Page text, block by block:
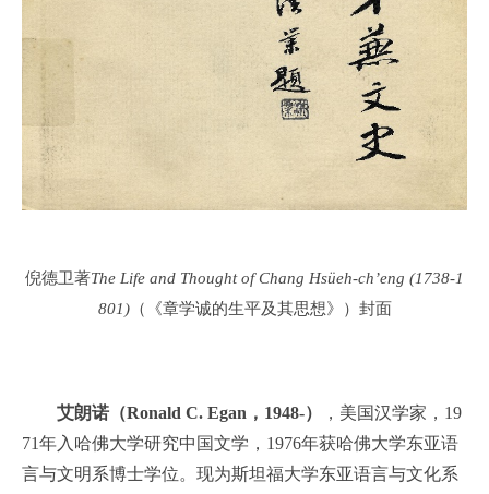
倪德卫著The Life and Thought of Chang Hsüeh-ch’eng (1738-1
801)（《章学诚的生平及其思想》）封面
艾朗诺（Ronald C. Egan，1948-）
，美国汉学家，19
71年入哈佛大学研究中国文学，1976年获哈佛大学东亚语
言与文明系博士学位。现为斯坦福大学东亚语言与文化系